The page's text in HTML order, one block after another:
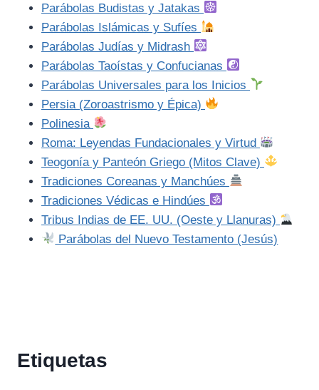
Parábolas Budistas y Jatakas
Parábolas Islámicas y Sufíes
Parábolas Judías y Midrash
Parábolas Taoístas y Confucianas
Parábolas Universales para los Inicios
Persia (Zoroastrismo y Épica)
Polinesia
Roma: Leyendas Fundacionales y Virtud
Teogonía y Panteón Griego (Mitos Clave)
Tradiciones Coreanas y Manchúes
Tradiciones Védicas e Hindúes
Tribus Indias de EE. UU. (Oeste y Llanuras)
Parábolas del Nuevo Testamento (Jesús)
Etiquetas